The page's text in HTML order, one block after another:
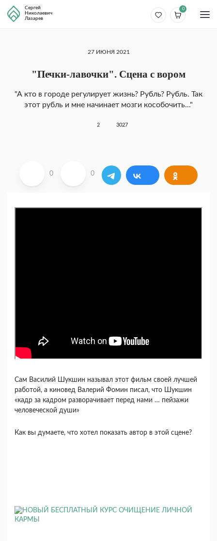
Сергей
Николаевич
Лазарев
0
27 ИЮНЯ 2021
"Печки-лавочки". Сцена с вором
"А кто в городе регулирует жизнь? Рубль? Рубль. Так
этот рубль и мне начинает мозги кособочить..."
2 3027
0 0
Сам Василий Шукшин называл этот фильм своей лучшей
работой, а киновед Валерий Фомин писал, что Шукшин
«кадр за кадром разворачивает перед нами … пейзажи
человеческой души»
Как вы думаете, что хотел показать автор в этой сцене?